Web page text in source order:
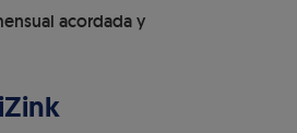
acordada y